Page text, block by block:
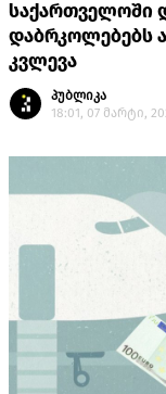
საქართველოში
დაბრკოლებებს
კვლევა
პუბლიკა
18:01, 07 მარტი,